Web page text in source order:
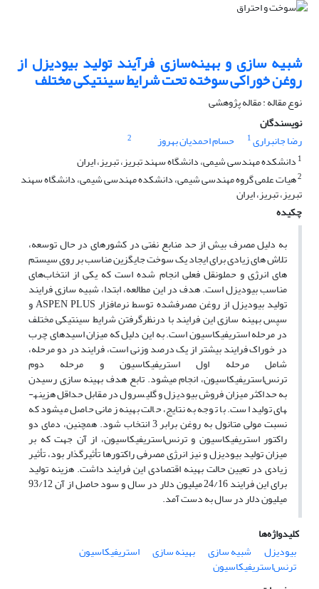
شبیه سازی و بهینه‌سازی فرآیند تولید بیودیزل از
روغن خوراکی سوخته تحت شرایط سینتیکی مختلف
نوع مقاله : مقاله پژوهشی
نویسندگان
رضا جانبراری1 حسام احمدیان بهروز
2
1 دانشکده مهندسی شیمی، دانشگاه سهند تبریز، تبریز، ایران
2هیات علمی گروه مهندسی شیمی، دانشکده مهندسی شیمی، دانشگاه سهند
تبریز، تبریز، ایران
چکیده
به­ دلیل مصرف بیش از حد منابع نفتی در کشور­های در حال توسعه،
تلاش های زیادی برای ایجاد یک سوخت جایگزین مناسب بر روی سیستم
های انرژی و حمل­ونقل فعلی انجام شده است که یکی از انتخاب‌های
مناسب بیودیزل است. هدف در این مطالعه، ابتدا، شبیه­ سازی فرایند
تولید بیودیزل از روغن مصرف­شده توسط نرم­افزار ASPEN PLUS و
سپس بهینه­ سازی این فرایند با درنظرگرفتن شرایط سینتیکی مختلف
در مرحله استریفیکاسیون است. به این دلیل که میزان اسیدهای چرب
در خوراک فرایند بیشتر از یک درصد وزنی است، فرایند در دو مرحله،
شامل مرحله اول استریفیکاسیون و مرحله دوم
ترنس‌استریفیکاسیون، انجام می­شود. تابع هدف بهینه ­سازی رسیدن
به حداکثر میزان فروش بیودیزل و گلیسرول در مقابل حداقل هزینه­
های تولید است. با توجه به نتایج، حالت بهینه زمانی حاصل می­شود که
نسبت مولی متانول به روغن برابر 3 انتخاب شود. همچنین، دمای دو
راکتور استریفیکاسیون و ترنس‌استریفیکاسیون، از آن جهت که بر
میزان تولید بیودیزل و نیز انرژی مصرفی راکتورها تأثیرگذار بود، تأثیر
زیادی در تعیین حالت بهینه اقتصادی این فرایند داشت. هزینه تولید
برای این فرایند 24/16 میلیون دلار در سال و سود حاصل از آن 93/12
میلیون دلار در سال به­ دست آمد.
کلیدواژه‌ها
بیودیزل
شبیه سازی بهینه سازی استریفیکاسیون
ترنس‌استریفیکاسیون